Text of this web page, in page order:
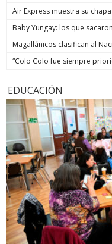
Air Express muestra su
Baby Yungay: los que
Magallánicos clasifican al
“Colo Colo fue siempre
EDUCACIÓN